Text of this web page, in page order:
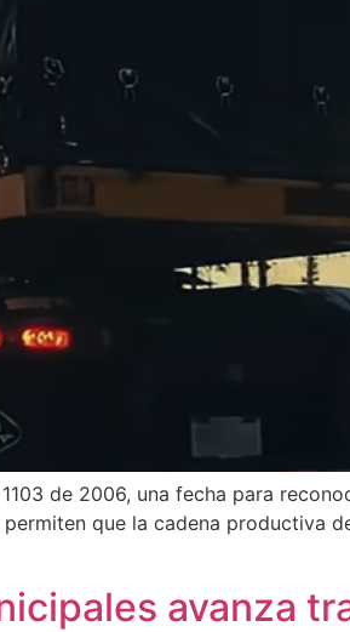
de 2006, una fecha para
que la cadena productiva
avanza